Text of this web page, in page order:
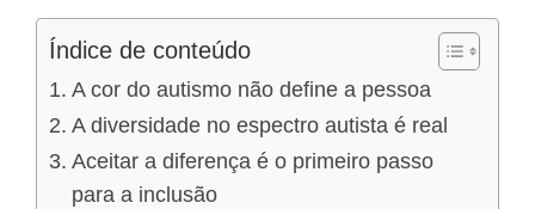
Índice de conteúdo
A cor do autismo não define a pessoa
A diversidade no espectro autista é real
Aceitar a diferença é o primeiro passo
para a inclusão